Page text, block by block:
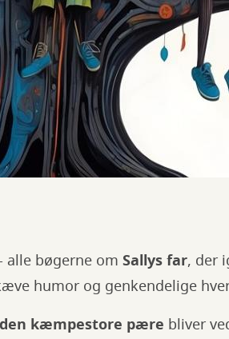
alle bøgerne om Sallys far, der
humor og genkendelige
kæmpestore pære bliver